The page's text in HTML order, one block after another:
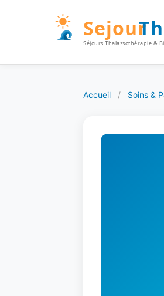
Accueil / Soins &